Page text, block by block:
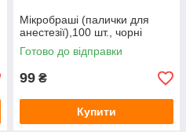
Мікробраші (палички для
анестезії),100 шт., чорні
Готово до відправки
99 ₴
Купити